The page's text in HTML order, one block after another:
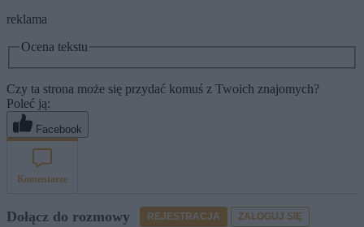
reklama
Ocena tekstu
Czy ta strona może się przydać komuś z Twoich znajomych?
Poleć ją:
Facebook